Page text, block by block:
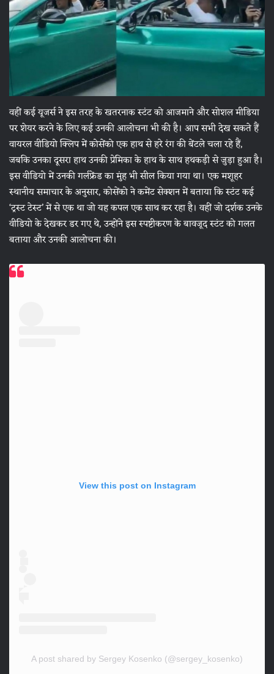
वहीं कई यूजर्स ने इस तरह के खतरनाक स्टंट को आजमाने और सोशल मीडिया
पर शेयर करने के लिए कई उनकी आलोचना भी की है। आप सभी देख सकते हैं
वायरल वीडियो क्लिप में कोसेंको एक हाथ से हरे रंग की बेंटले चला रहे हैं,
जबकि उनका दूसरा हाथ उनकी प्रेमिका के हाथ के साथ हथकड़ी से जुड़ा हुआ है।
इस वीडियो में उनकी गर्लफ्रेंड का मुंह भी सील किया गया था। एक मशूहर
स्थानीय समाचार के अनुसार, कोसेंको ने कमेंट सेक्शन में बताया कि स्टंट कई
‘ट्रस्ट टेस्ट’ में से एक था जो यह कपल एक साथ कर रहा है। वहीं जो दर्शक उनके
वीडियो के देखकर डर गए थे, उन्होंने इस स्पष्टीकरण के बावजूद स्टंट को गलत
बताया और उनकी आलोचना की।
View this post on Instagram
A post shared by Sergey Kosenko (@sergey_kosenko)